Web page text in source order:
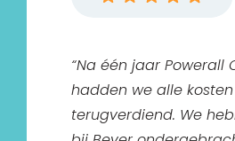
“Na één jaar Powerall
hadden we alle kosten
terugverdiend. We